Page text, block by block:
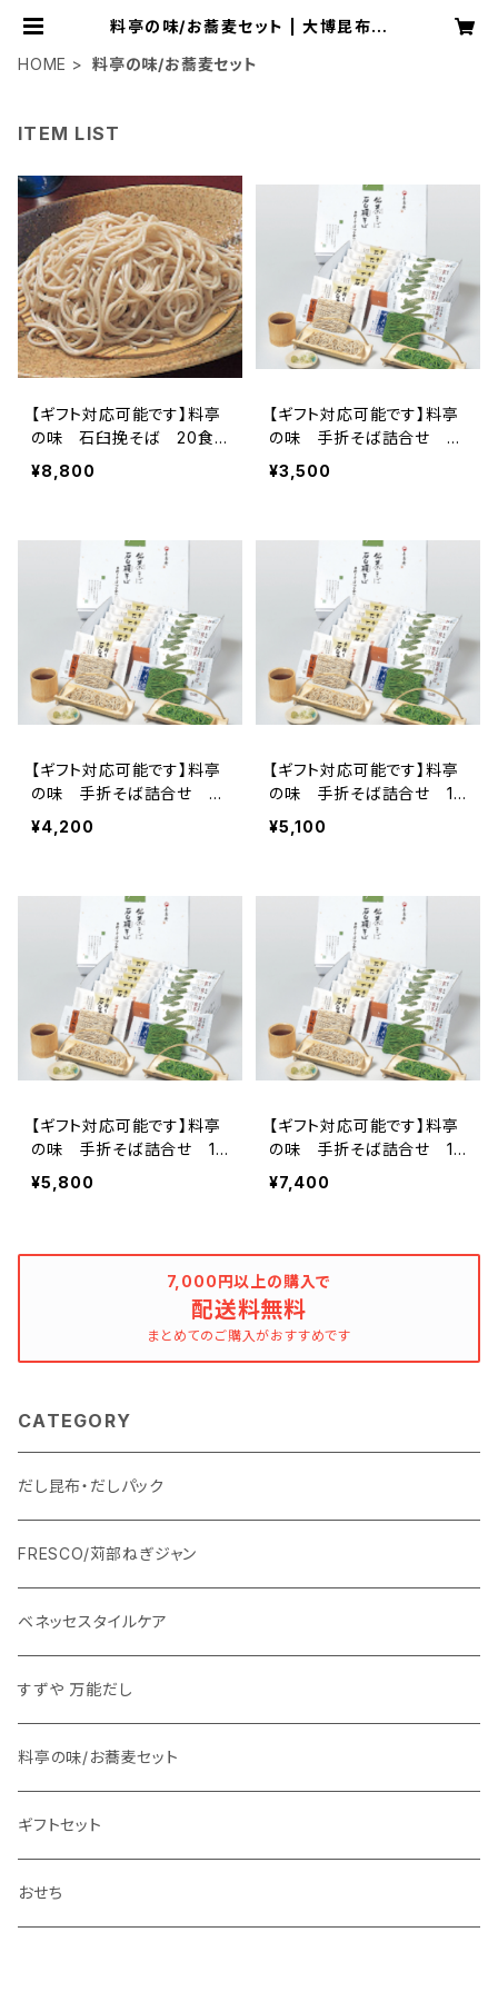
料亭の味/お蕎麦セット | 大博昆布オ
HOME
料亭の味/お蕎麦セット
ITEM LIST
【ギフト対応可能です】料亭
の味 石臼挽そば 20食
セット 送料無料商品
¥8,800
【ギフト対応可能です】料亭
の味 手折そば詰合せ 6
食セット 送料無料商品
¥3,500
【ギフト対応可能です】料亭
の味 手折そば詰合せ 8
食セット 送料無料商品
¥4,200
【ギフト対応可能です】料亭
の味 手折そば詰合せ 10
食セット 送料無料商品
¥5,100
【ギフト対応可能です】料亭
の味 手折そば詰合せ 12
食セット 送料無料商品
¥5,800
【ギフト対応可能です】料亭
の味 手折そば詰合せ 16
食セット 送料無料商品
¥7,400
7,000円以上の購入で
配送料無料
まとめてのご購入がおすすめです
CATEGORY
だし昆布・だしパック
FRESCO/苅部ねぎジャン
ベネッセスタイルケア
すずや 万能だし
料亭の味/お蕎麦セット
ギフトセット
おせち